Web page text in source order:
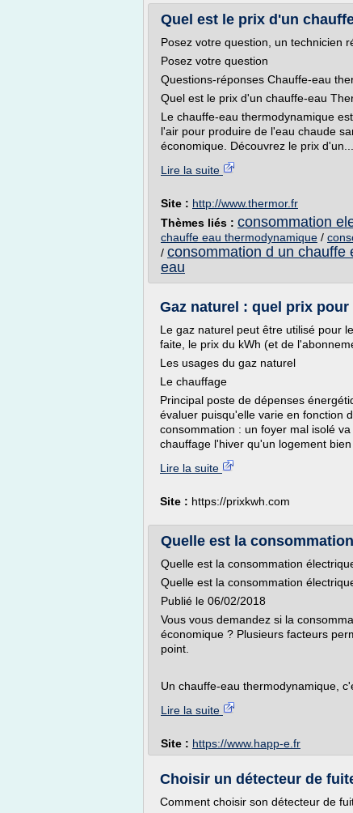
Quel est le prix d'un
Posez votre question, un technicien
Posez votre question
Questions-réponses Chauffe-eau
Quel est le prix d'un chauffe-eau
Le chauffe-eau thermodynamique
l'air pour produire de l'eau chaude
économique. Découvrez le prix d'un...
Lire la suite
Site : http://www.thermor.fr
Thèmes liés : consommation
chauffe eau thermodynamique /
/ consommation d un chauffe
eau
Gaz naturel : quel prix
Le gaz naturel peut être utilisé pour
faite, le prix du kWh (et de
Les usages du gaz naturel
Le chauffage
Principal poste de dépenses
évaluer puisqu'elle varie en fonction
consommation : un foyer mal isolé
chauffage l'hiver qu'un logement
Lire la suite
Site : https://prixkwh.com
Quelle est la
Quelle est la consommation
Quelle est la consommation
Publié le 06/02/2018
Vous vous demandez si la
économique ? Plusieurs facteurs
point.
Un chauffe-eau thermodynamique,
Lire la suite
Site : https://www.happ-e.fr
Choisir un détecteur de
Comment choisir son détecteur de